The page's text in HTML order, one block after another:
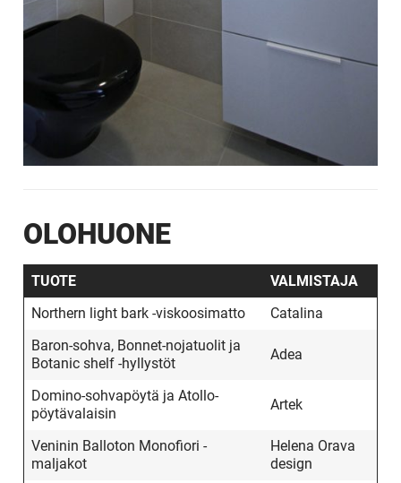
OLOHUONE
TUOTE
VALMISTAJA
Northern light bark -viskoosimatto
Catalina
Baron-sohva, Bonnet-nojatuolit ja
Botanic shelf -hyllystöt
Adea
Domino-sohvapöytä ja Atollo-
pöytävalaisin
Artek
Veninin Balloton Monofiori -
maljakot
Helena Orava
design